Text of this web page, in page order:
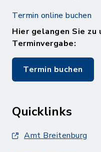
Termin online buchen
Hier gelangen Sie zu
Terminvergabe:
Termin buchen
Quicklinks
Amt Breitenburg